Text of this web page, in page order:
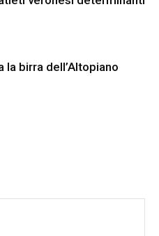
la birra dell’Altopiano